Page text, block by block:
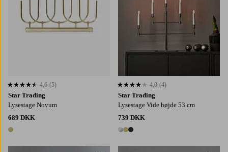
Star Trading
Lysestage Novum
689 DKK
1 farve
4,6 baseret på 5 bedømmelser
4,6 (5)
Star Trading
Lysestage Vide højde 53 cm
739 DKK
3 farver
4,0 baseret på 4 bedømmelser
4,0 (4)